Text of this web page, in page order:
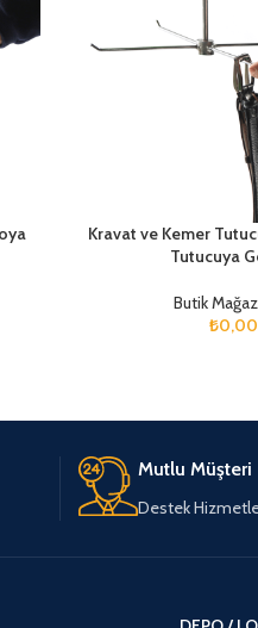
Kravat ve Kemer
Tutucuya
Butik
₺0,00
Mutlu Müşteri
Destek